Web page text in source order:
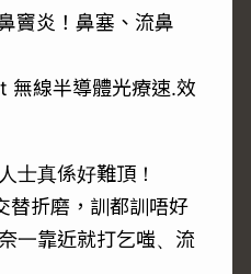
竇炎！鼻塞、流鼻
線半導體光療速.效
士真係好難頂！
替折磨，訓都訓唔好
一靠近就打乞嗤、流